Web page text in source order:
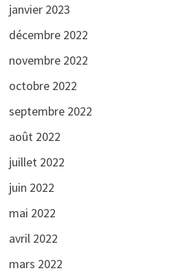
janvier 2023
décembre 2022
novembre 2022
octobre 2022
septembre 2022
août 2022
juillet 2022
juin 2022
mai 2022
avril 2022
mars 2022